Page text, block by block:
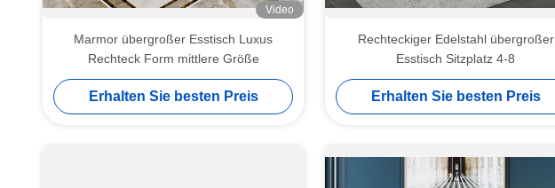
Video
Marmor übergroßer Esstisch Luxus
Rechteck Form mittlere Größe
Erhalten Sie besten Preis
Rechteckiger Edelstahl übergroßer
Esstisch Sitzplatz 4-8
Erhalten Sie besten Preis